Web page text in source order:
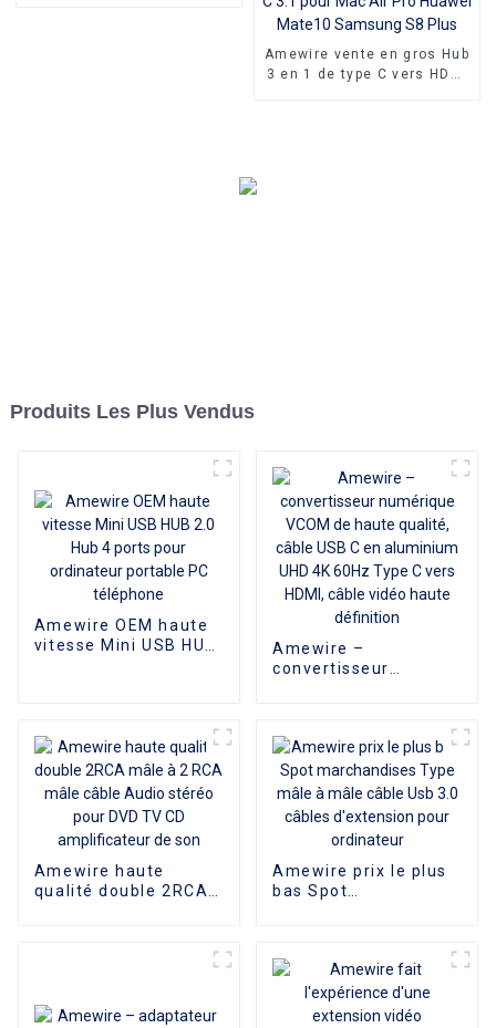
Amewire vente en gros Hub
3 en 1 de type C vers HDMI
Produits Les Plus Vendus
Amewire OEM haute
vitesse Mini USB HUB
Amewire –
convertisseur
UHD 4K 60Hz Type C
vers HDMI, câble
vidéo haute définition
Amewire haute
qualité double 2RCA
Amewire prix le plus
bas Spot
d'extension pour
ordinateur